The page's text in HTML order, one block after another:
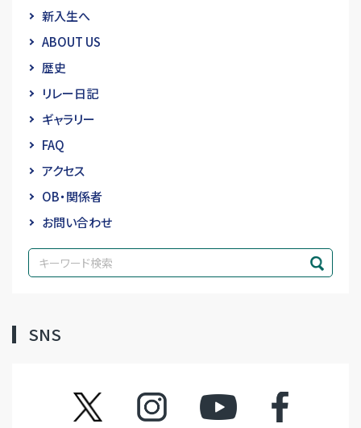
新入生へ
ABOUT US
歴史
リレー日記
ギャラリー
FAQ
アクセス
OB・関係者
お問い合わせ
SNS
ツイッター インスタグラムYouTube フェイスブック